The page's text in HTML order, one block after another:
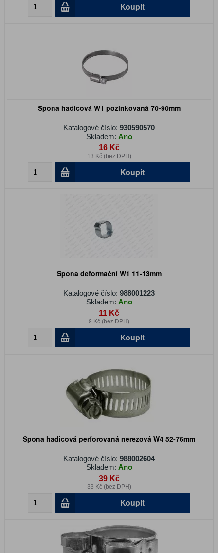
Koupit
Spona hadicová W1 pozinkovaná 70-90mm
Katalogové číslo: 930590570
Skladem: Ano
16 Kč
13 Kč (bez DPH)
Koupit
Spona deformační W1 11-13mm
Katalogové číslo: 988001223
Skladem: Ano
11 Kč
9 Kč (bez DPH)
Koupit
Spona hadicová perforovaná nerezová W4 52-76mm
Katalogové číslo: 988002604
Skladem: Ano
39 Kč
33 Kč (bez DPH)
Koupit